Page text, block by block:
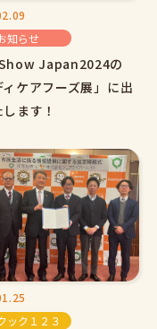
知らせ
Japan2024の
ィケアフーズ展」に出
ます！
ック１２３